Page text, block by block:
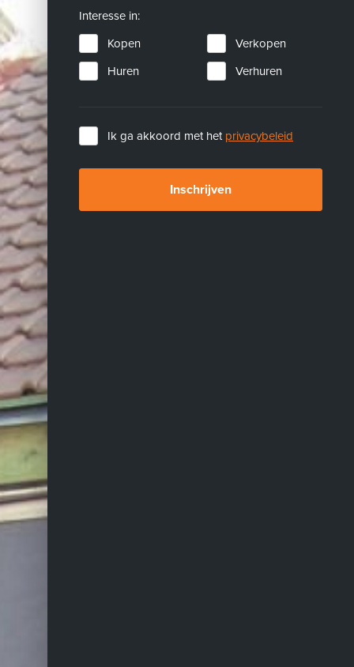
Interesse in:
Kopen
Verkopen
Huren
Verhuren
Ik ga akkoord met het privacybeleid
Inschrijven